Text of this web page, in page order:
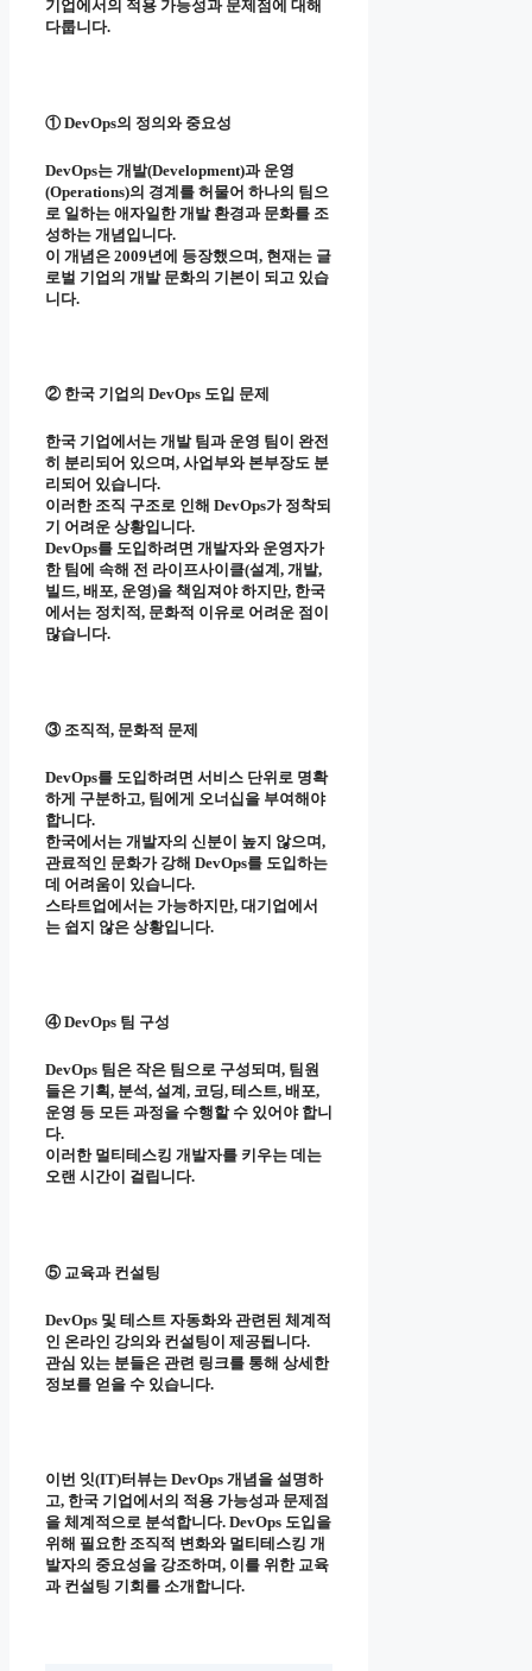
기업에서의 적용 가능성과 문제점에 대해
다룹니다.
① DevOps의 정의와 중요성
DevOps는 개발(Development)과 운영
(Operations)의 경계를 허물어 하나의 팀으
로 일하는 애자일한 개발 환경과 문화를 조
성하는 개념입니다.
이 개념은 2009년에 등장했으며, 현재는 글
로벌 기업의 개발 문화의 기본이 되고 있습
니다.
② 한국 기업의 DevOps 도입 문제
한국 기업에서는 개발 팀과 운영 팀이 완전
히 분리되어 있으며, 사업부와 본부장도 분
리되어 있습니다.
이러한 조직 구조로 인해 DevOps가 정착되
기 어려운 상황입니다.
DevOps를 도입하려면 개발자와 운영자가
한 팀에 속해 전 라이프사이클(설계, 개발,
빌드, 배포, 운영)을 책임져야 하지만, 한국
에서는 정치적, 문화적 이유로 어려운 점이
많습니다.
③ 조직적, 문화적 문제
DevOps를 도입하려면 서비스 단위로 명확
하게 구분하고, 팀에게 오너십을 부여해야
합니다.
한국에서는 개발자의 신분이 높지 않으며,
관료적인 문화가 강해 DevOps를 도입하는
데 어려움이 있습니다.
스타트업에서는 가능하지만, 대기업에서
는 쉽지 않은 상황입니다.
④ DevOps 팀 구성
DevOps 팀은 작은 팀으로 구성되며, 팀원
들은 기획, 분석, 설계, 코딩, 테스트, 배포,
운영 등 모든 과정을 수행할 수 있어야 합니
다.
이러한 멀티테스킹 개발자를 키우는 데는
오랜 시간이 걸립니다.
⑤ 교육과 컨설팅
DevOps 및 테스트 자동화와 관련된 체계적
인 온라인 강의와 컨설팅이 제공됩니다.
관심 있는 분들은 관련 링크를 통해 상세한
정보를 얻을 수 있습니다.
이번 잇(IT)터뷰는 DevOps 개념을 설명하
고, 한국 기업에서의 적용 가능성과 문제점
을 체계적으로 분석합니다. DevOps 도입을
위해 필요한 조직적 변화와 멀티테스킹 개
발자의 중요성을 강조하며, 이를 위한 교육
과 컨설팅 기회를 소개합니다.